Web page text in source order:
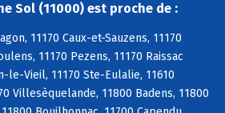
Sol (11000) est proche de :
11170 Caux-et-Sauzens, 11170
11170 Pezens, 11170 Raissac
le-Vieil, 11170 Ste-Eulalie, 11610
Villesèquelande, 11800 Badens, 11800